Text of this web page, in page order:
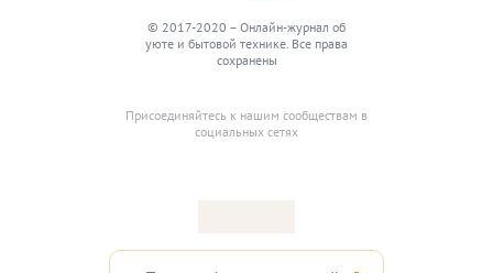
© 2017-2020 – Онлайн-журнал об
уюте и бытовой технике. Все права
сохранены
Присоединяйтесь к нашим сообществам в
социальных сетях